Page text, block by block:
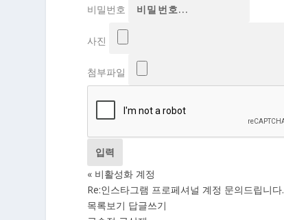
비밀번호
사진
첨부파일
« 비활성화 계정
Re:인스타그램 프로페셔널 계정 문의드립니다.
목록보기 답글쓰기